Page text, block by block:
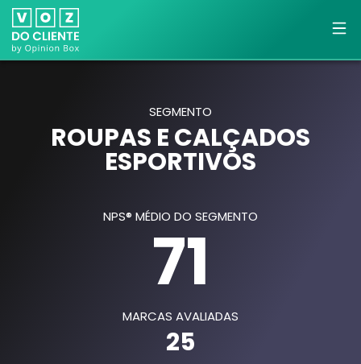
SEGMENTO
ROUPAS E CALÇADOS
ESPORTIVOS
NPS® MÉDIO DO SEGMENTO
71
MARCAS AVALIADAS
25